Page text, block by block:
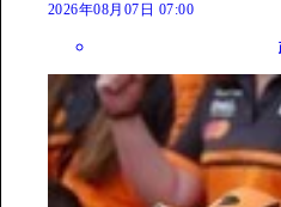
2026年08月07日 07:00